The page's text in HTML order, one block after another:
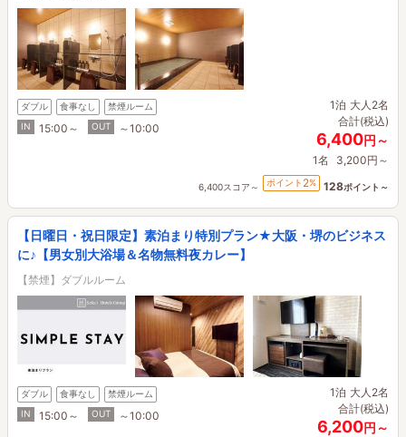
ダブル 食事なし
禁煙ルーム
IN
15:00～ OUT ～10:00
1泊 大人2名
合計(税込)
6,400円～
1名 3,200円～
6,400スコア～ ポイント 2% 128ポイント～
【日曜日・祝日限定】素泊まり特別プラン★大阪・堺のビジネス
に♪【男女別大浴場＆名物無料夜カレー】
【禁煙】ダブルルーム
ダブル 食事なし
禁煙ルーム
IN
15:00～ OUT ～10:00
1泊 大人2名
合計(税込)
6,200円～